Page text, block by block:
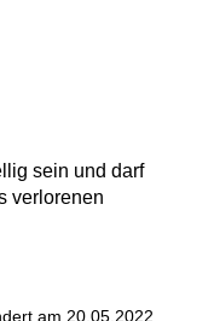
sein und darf
verlorenen
am 20.05.2022